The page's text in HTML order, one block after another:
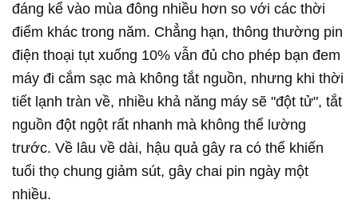
đáng kể vào mùa đông nhiều hơn so với các thời
điểm khác trong năm. Chẳng hạn, thông thường pin
điện thoại tụt xuống 10% vẫn đủ cho phép bạn đem
máy đi cắm sạc mà không tắt nguồn, nhưng khi thời
tiết lạnh tràn về, nhiều khả năng máy sẽ "đột tử", tắt
nguồn đột ngột rất nhanh mà không thể lường
trước. Về lâu về dài, hậu quả gây ra có thể khiến
tuổi thọ chung giảm sút, gây chai pin ngày một
nhiều.